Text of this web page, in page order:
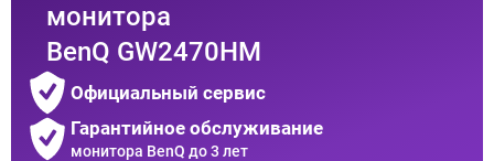
монитора
BenQ GW2470HM
Официальный сервис
Гарантийное обслуживание
монитора BenQ до 3 лет